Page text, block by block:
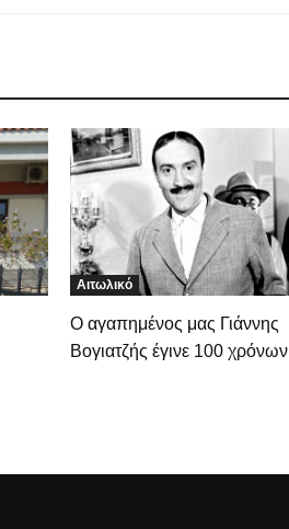
Αιτωλικό
Ο αγαπημένος μας Γιάννης
Βογιατζής έγινε 100 χρόνων